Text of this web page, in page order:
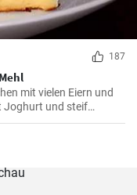
187
mit vielen Eiern und
Joghurt und steif
Familie begeistern weil